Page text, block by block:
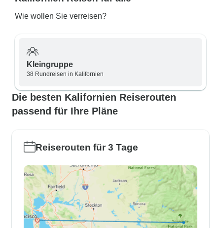
Wie wollen Sie verreisen?
Kleingruppe
38 Rundreisen in Kalifornien
Die besten Kalifornien Reiserouten
passend für Ihre Pläne
Reiserouten für 3 Tage